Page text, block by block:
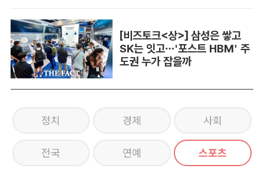
[비즈토크<상>] 삼성은 쌓고
SK는 잇고…'포스트 HBM' 주
도권 누가 잡을까
정치 경제 사회
전국 연예 스포츠